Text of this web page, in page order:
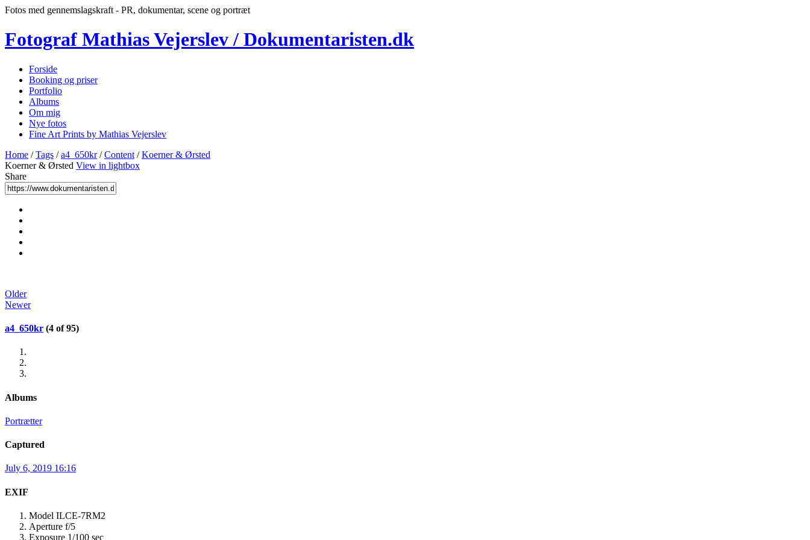
Fotos med gennemslagskraft - PR, dokumentar, scene og portræt
Fotograf Mathias Vejerslev / Dokumentaristen.dk
Forside
Booking og priser
Portfolio
Albums
Om mig
Nye fotos
Fine Art Prints by Mathias Vejerslev
Home /Tags /a4_650kr/Content /Koerner & Ørsted
Koerner & Ørsted View in lightbox
Share
Older
Newer
a4_650kr (4 of 95)
Albums
Portrætter
Captured
July 6, 2019 16:16
EXIF
Model ILCE-7RM2
Aperture f/5
Exposure 1/100 sec